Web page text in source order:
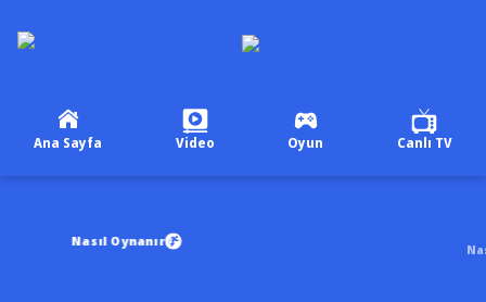
Ana Sayfa Video Oyun Canlı TV
Nasıl Oynanır